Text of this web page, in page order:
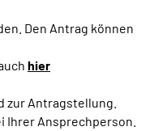
Den Antrag können
hier
zur Antragstellung.
Ihrer Ansprechperson.